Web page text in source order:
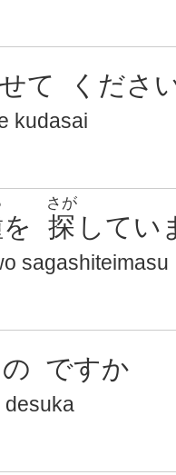
せて くださ
kudasai
を 探
さが
してい
sagashiteimasu
の ですか
desuka